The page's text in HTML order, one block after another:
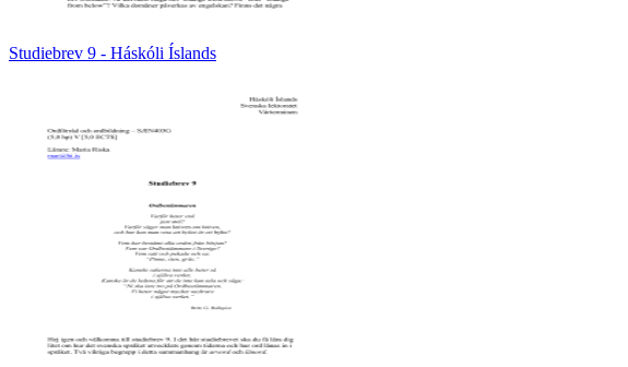
Studiebrev 9 - Háskóli Íslands